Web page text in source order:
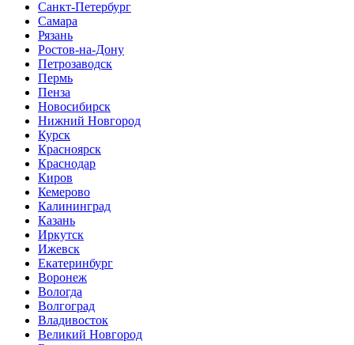
Санкт-Петербург
Самара
Рязань
Ростов-на-Дону
Петрозаводск
Пермь
Пенза
Новосибирск
Нижний Новгород
Курск
Красноярск
Краснодар
Киров
Кемерово
Калининград
Казань
Иркутск
Ижевск
Екатеринбург
Воронеж
Вологда
Волгоград
Владивосток
Великий Новгород